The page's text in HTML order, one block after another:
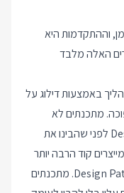
וההתקדמות היא
האלה מלבד
באמצעות דילוג על
מתכנתים לא
מספיק מיומנים המיישמים Design Patterns לפני שהבינו את
קוד הרבה יותר
גרוע מאשר אלו שעדיין לא למדו על Design Patterns. מתכנתים